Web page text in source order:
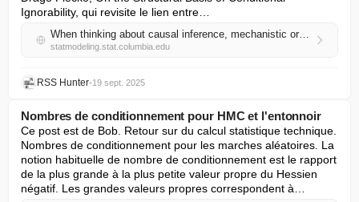
Ignorability, qui revisite le lien entre…
When thinking about causal inference, mechanistic or process models are important. I think that the association of “causal” with black-box models leads to lots of problems.
statmodeling.stat.columbia.edu
RSS Hunter•19 sept. 2025
Nombres de conditionnement pour HMC et l'entonnoir
Ce post est de Bob. Retour sur du calcul statistique technique.
Nombres de conditionnement pour les marches aléatoires. La
notion habituelle de nombre de conditionnement est le rapport
de la plus grande à la plus petite valeur propre du Hessien
négatif. Les grandes valeurs propres correspondent à…